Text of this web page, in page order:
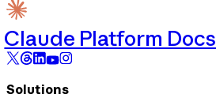
Claude Platform Docs
Solutions